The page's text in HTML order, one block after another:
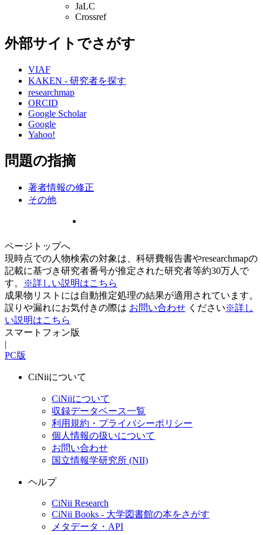
JaLC
Crossref
外部サイトでさがす
VIAF
KAKEN - 研究者を探す
researchmap
ORCID
Google Scholar
Google
Yahoo!
問題の指摘
著者情報の修正
その他
ページトップへ
現時点での人物検索の対象は、科研費報告書やresearchmapの
記載に基づき研究者番号が推定された研究者等約30万人で
す。
※詳しい説明はこちら
成果物リストには自動推定処理の結果が適用されています。
誤りや漏れにお気付きの際は お問い合わせ ください※詳し
い説明はこちら
スマートフォン版
|
PC版
CiNiiについて
CiNiiについて
収録データベース一覧
利用規約・プライバシーポリシー
個人情報の扱いについて
お問い合わせ
国立情報学研究所 (NII)
ヘルプ
CiNii Research
CiNii Books - 大学図書館の本をさがす
メタデータ・API